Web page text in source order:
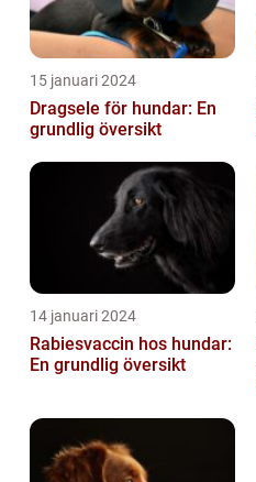
15 januari 2024
Dragsele för hundar: En
grundlig översikt
14 januari 2024
Rabiesvaccin hos hundar:
En grundlig översikt